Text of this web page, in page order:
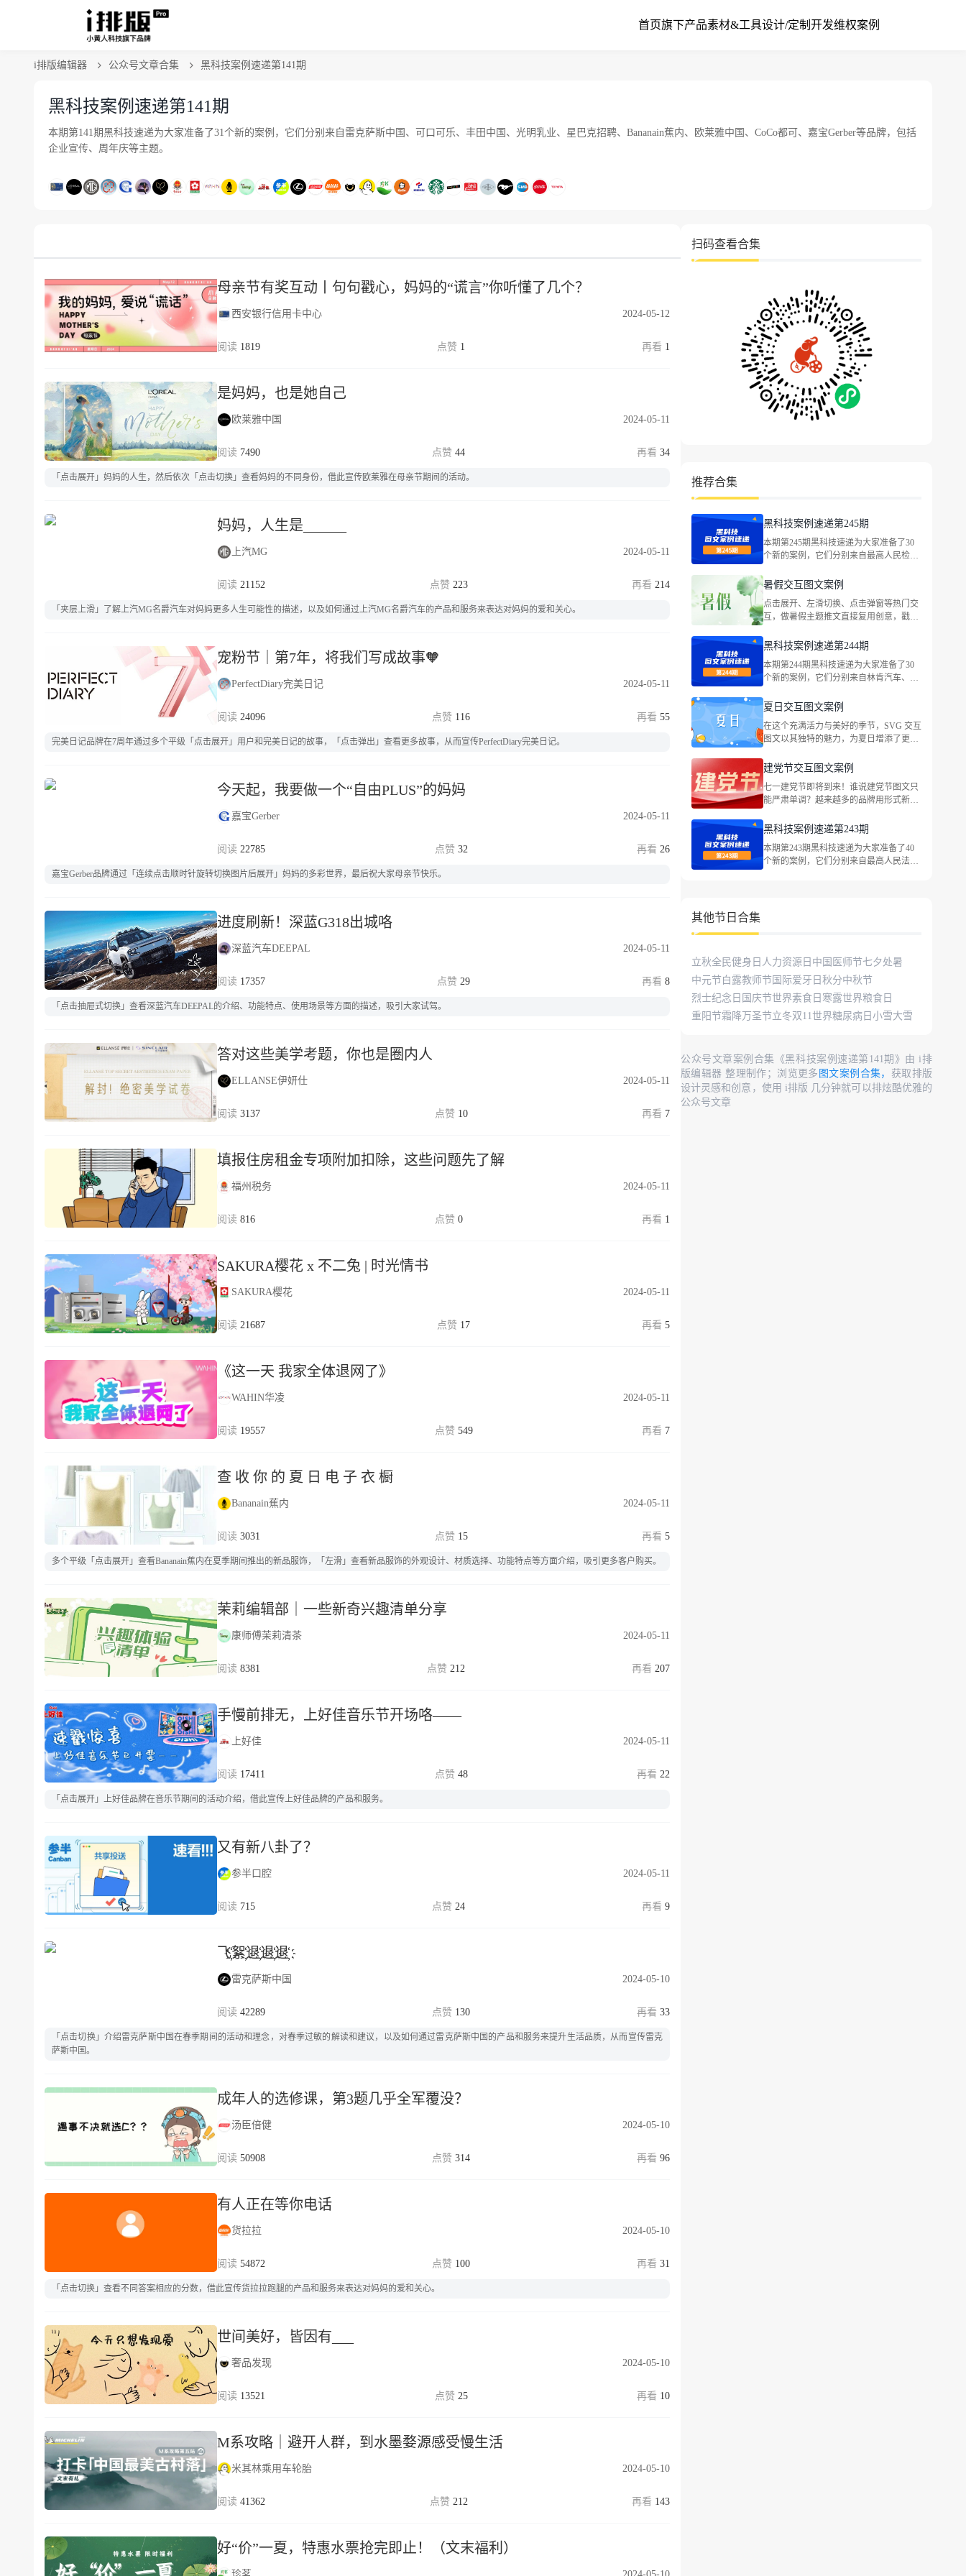
首页旗下产品素材&工具设计/定制开发维权案例
i排版编辑器 公众号文章合集 黑科技案例速递第141期
黑科技案例速递第141期
本期第141期黑科技速递为大家准备了31个新的案例，它们分别来自雷克萨斯中国、可口可乐、丰田中国、光明乳业、星巴克招聘、Bananain蕉内、欧莱雅中国、CoCo都可、嘉宝Gerber等品牌，包括
企业宣传、周年庆等主题。
母亲节有奖互动丨句句戳心，妈妈的“谎言”你听懂了几个？
西安银行信用卡中心 2024-05-12
1819 1 1
是妈妈，也是她自己
欧莱雅中国 2024-05-11
7490 44 34
「点击展开」妈妈的人生，然后依次「点击切换」查看妈妈的不同身份，借此宣传欧莱雅在母亲节期间的活动。
妈妈，人生是______
上汽MG 2024-05-11
21152 223 214
「夹层上滑」了解上汽MG名爵汽车对妈妈更多人生可能性的描述，以及如何通过上汽MG名爵汽车的产品和服务来表达对妈妈的爱和关心。
宠粉节｜第7年，将我们写成故事🧡
PerfectDiary完美日记 2024-05-11
24096 116 55
完美日记品牌在7周年通过多个平级「点击展开」用户和完美日记的故事，「点击弹出」查看更多故事，从而宣传PerfectDiary完美日记。
今天起，我要做一个“自由PLUS”的妈妈
嘉宝Gerber 2024-05-11
22785 32 26
嘉宝Gerber品牌通过「连续点击顺时针旋转切换图片后展开」妈妈的多彩世界，最后祝大家母亲节快乐。
进度刷新！深蓝G318出城咯
深蓝汽车DEEPAL 2024-05-11
17357 29 8
「点击抽屉式切换」查看深蓝汽车DEEPAL的介绍、功能特点、使用场景等方面的描述，吸引大家试驾。
答对这些美学考题，你也是圈内人
ELLANSE伊妍仕 2024-05-11
3137 10 7
填报住房租金专项附加扣除，这些问题先了解
福州税务 2024-05-11
816 0 1
SAKURA樱花 x 不二兔 | 时光情书
SAKURA樱花 2024-05-11
21687 17 5
《这一天 我家全体退网了》
WAHIN华凌 2024-05-11
19557 549 7
查 收 你 的 夏 日 电 子 衣 橱
Bananain蕉内 2024-05-11
3031 15 5
多个平级「点击展开」查看Bananain蕉内在夏季期间推出的新品服饰，「左滑」查看新品服饰的外观设计、材质选择、功能特点等方面介绍，吸引更多客户购买。
茉莉编辑部｜一些新奇兴趣清单分享
康师傅茉莉清茶 2024-05-11
8381 212 207
手慢前排无，上好佳音乐节开场咯——
上好佳 2024-05-11
17411 48 22
「点击展开」上好佳品牌在音乐节期间的活动介绍，借此宣传上好佳品牌的产品和服务。
又有新八卦了？
参半口腔 2024-05-11
715 24 9
飞҉絮҉退҉退҉退҉
雷克萨斯中国 2024-05-10
42289 130 33
「点击切换」介绍雷克萨斯中国在春季期间的活动和理念，对春季过敏的解读和建议，以及如何通过雷克萨斯中国的产品和服务来提升生活品质，从而宣传雷克
萨斯中国。
成年人的选修课，第3题几乎全军覆没？
汤臣倍健 2024-05-10
50908 314 96
有人正在等你电话
货拉拉 2024-05-10
54872 100 31
「点击切换」查看不同答案相应的分数，借此宣传货拉拉跑腿的产品和服务来表达对妈妈的爱和关心。
世间美好，皆因有___
奢品发现 2024-05-10
13521 25 10
M系攻略｜避开人群，到水墨婺源感受慢生活
米其林乘用车轮胎 2024-05-10
41362 212 143
好“价”一夏，特惠水票抢完即止！（文末福利）
扫码查看合集
推荐合集
黑科技案例速递第245期
本期第245期黑科技速递为大家准备了30
个新的案例，它们分别来自最高人民检察
窖荟VlP俱乐部、全心全意小天鹅、满记
饮、蔡司官方、茉酸奶、味全、路易威
登、资生堂中国等品牌，包括企业宣传、
暑假交互图文案例
点击展开、左滑切换、点击弹窗等热门交
互，做暑假主题推文直接复用创意，戳文
黑科技案例速递第244期
本期第244期黑科技速递为大家准备了30
个新的案例，它们分别来自林肯汽车、国
汽车金融中国、CoCo都可、伊利QQ星牛
法院、特仑苏、heytea喜茶、最高人民法
院、海底捞火锅等品牌，包括企业宣传、
夏日交互图文案例
在这个充满活力与美好的季节，SVG 交互
图文以其独特的魅力，为夏日增添了更多
建党节交互图文案例
七一建党节即将到来！谁说建党节图文只
能严肃单调？越来越多的品牌用形式新
事，祝福党的生日。一起来看看叭！
黑科技案例速递第243期
本期第243期黑科技速递为大家准备了40
个新的案例，它们分别来自最高人民法
其他节日合集
立秋全民健身日 人力资源日 中国医师节七夕处暑
中元节白露教师节 国际爱牙日 秋分中秋节
烈士纪念日 国庆节世界素食日 寒露世界粮食日
重阳节霜降万圣节立冬双11世界糖尿病日 小雪大雪
公众号文章案例合集《黑科技案例速递第141期》由 i排
版编辑器 整理制作；浏览更多 图文案例合集， 获取排版
设计灵感和创意，使用 i排版 几分钟就可以排炫酷优雅的
公众号文章